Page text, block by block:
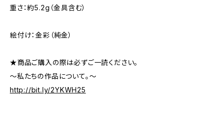
重さ：約5.2g（金具含む）
絵付け：金彩（純金）
★商品ご購入の際は必ずご一読ください。
～私たちの作品について。～
http://bit.ly/2YKWH25